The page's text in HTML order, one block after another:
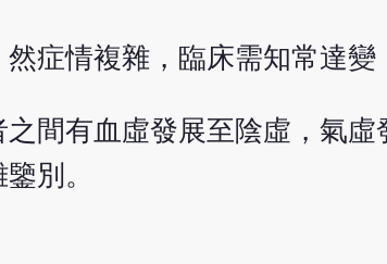
症情複雜，臨床需知常達變
間有血虛發展至陰虛，氣虛
別。